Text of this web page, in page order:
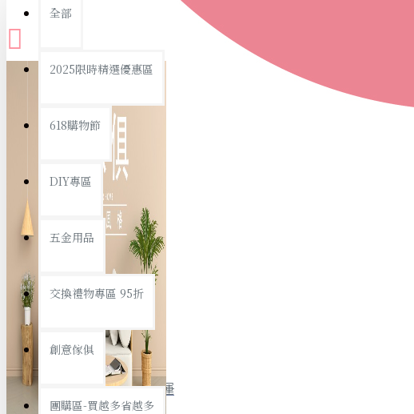
全館限時滿799免運
書寫用品
衛浴用品
個人衛浴用品
浴室置物/收納
全部
2025限時精選優惠區
618購物節
DIY專區
五金用品
交換禮物專區 95折
創意傢俱
團購區-買越多省越多